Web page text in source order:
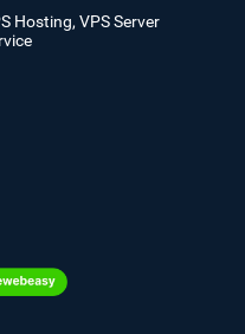
Hosting, VPS Server